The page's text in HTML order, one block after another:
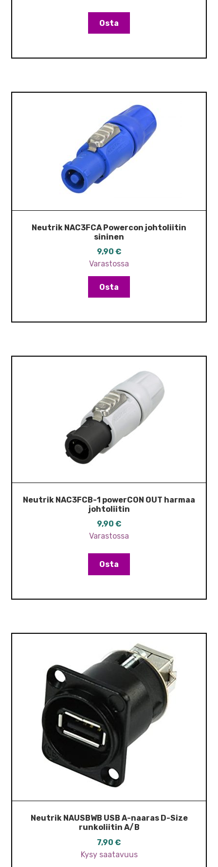
Osta
Neutrik NAC3FCA Powercon johtoliitin
sininen
9,90 €
Varastossa
Osta
Neutrik NAC3FCB-1 powerCON OUT harmaa
johtoliitin
9,90 €
Varastossa
Osta
Neutrik NAUSBWB USB A-naaras D-Size
runkoliitin A/B
7,90 €
Kysy saatavuus